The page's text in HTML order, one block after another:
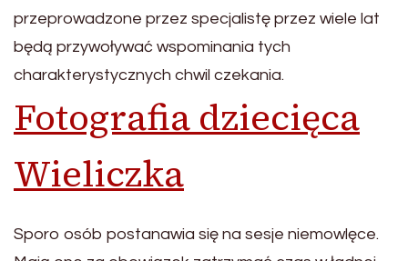
przeprowadzone przez specjalistę przez wiele lat
będą przywoływać wspominania tych
charakterystycznych chwil czekania.
Fotografia dziecięca
Wieliczka
Sporo osób postanawia się na sesje niemowlęce.